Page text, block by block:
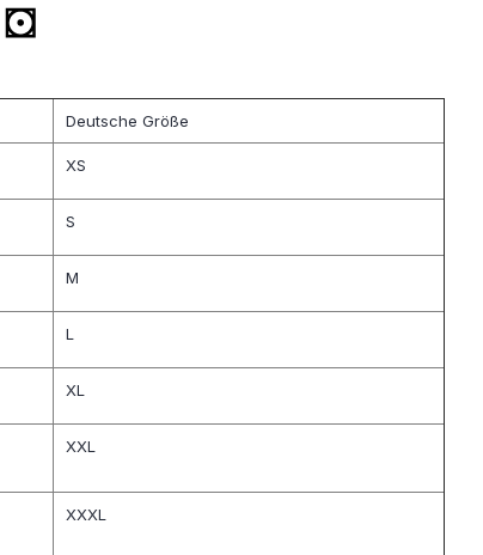
Deutsche Größe
XS
S
M
L
XL
XXL
XXXL